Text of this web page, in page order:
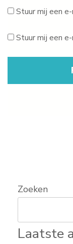
Stuur mij een
Stuur mij een
Zoeken
Laatste